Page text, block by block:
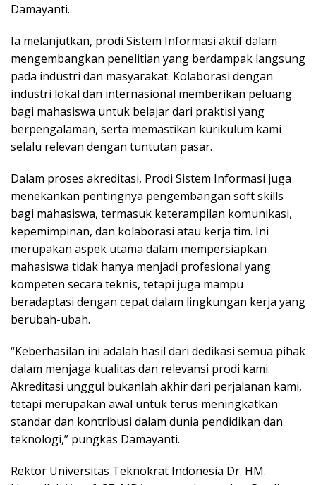
Damayanti.
Ia melanjutkan, prodi Sistem Informasi aktif dalam
mengembangkan penelitian yang berdampak langsung
pada industri dan masyarakat. Kolaborasi dengan
industri lokal dan internasional memberikan peluang
bagi mahasiswa untuk belajar dari praktisi yang
berpengalaman, serta memastikan kurikulum kami
selalu relevan dengan tuntutan pasar.
Dalam proses akreditasi, Prodi Sistem Informasi juga
menekankan pentingnya pengembangan soft skills
bagi mahasiswa, termasuk keterampilan komunikasi,
kepemimpinan, dan kolaborasi atau kerja tim. Ini
merupakan aspek utama dalam mempersiapkan
mahasiswa tidak hanya menjadi profesional yang
kompeten secara teknis, tetapi juga mampu
beradaptasi dengan cepat dalam lingkungan kerja yang
berubah-ubah.
“Keberhasilan ini adalah hasil dari dedikasi semua pihak
dalam menjaga kualitas dan relevansi prodi kami.
Akreditasi unggul bukanlah akhir dari perjalanan kami,
tetapi merupakan awal untuk terus meningkatkan
standar dan kontribusi dalam dunia pendidikan dan
teknologi,” pungkas Damayanti.
Rektor Universitas Teknokrat Indonesia Dr. HM.